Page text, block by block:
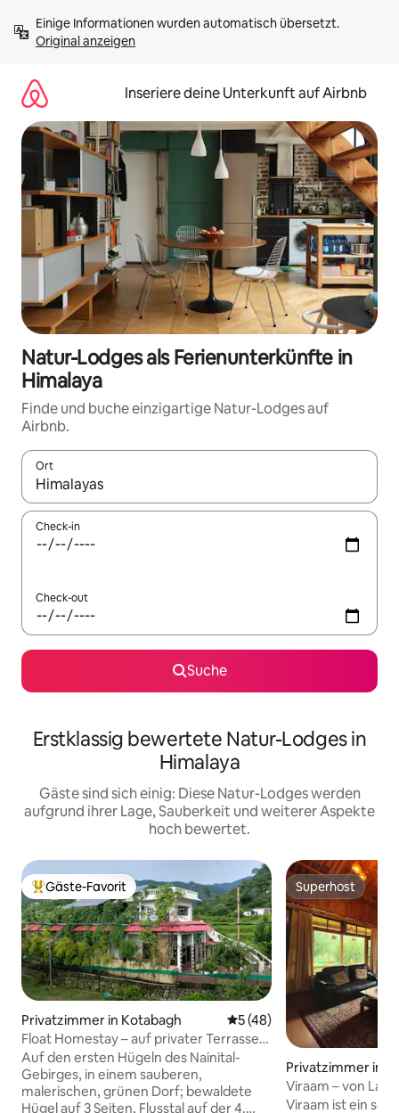
Inhalten
springenOriginal anzeigen
Inseriere deine Unterkunft auf Airbnb
Natur-Lodges als Ferienunterkünfte in
Himalaya
Finde und buche einzigartige Natur-Lodges auf
Airbnb.
Ort
Wenn Ergebnisse verfügbar sind, navigiere mit den
Check-in
Check-out
Suche
Erstklassig bewertete Natur-Lodges in
Himalaya
Gäste sind sich einig: Diese Natur-Lodges werden
aufgrund ihrer Lage, Sauberkeit und weiterer Aspekte
hoch bewertet.
Beliebter Gäste-Favorit.
Gäste-Favorit
Privatzimmer in Kotabagh Durchschnittliche
5 (48)
Float Homestay – auf privater Terrasse
in den Ausläufern
Auf den ersten Hügeln des Nainital-
Gebirges, in einem sauberen,
malerischen, grünen Dorf; bewaldete
Hügel auf 3 Seiten, Flusstal auf der 4.
Superhost
Superhost
Privatzimmer in
Viraam – von Lagom
Ferienhaus (5
Viraam ist ein